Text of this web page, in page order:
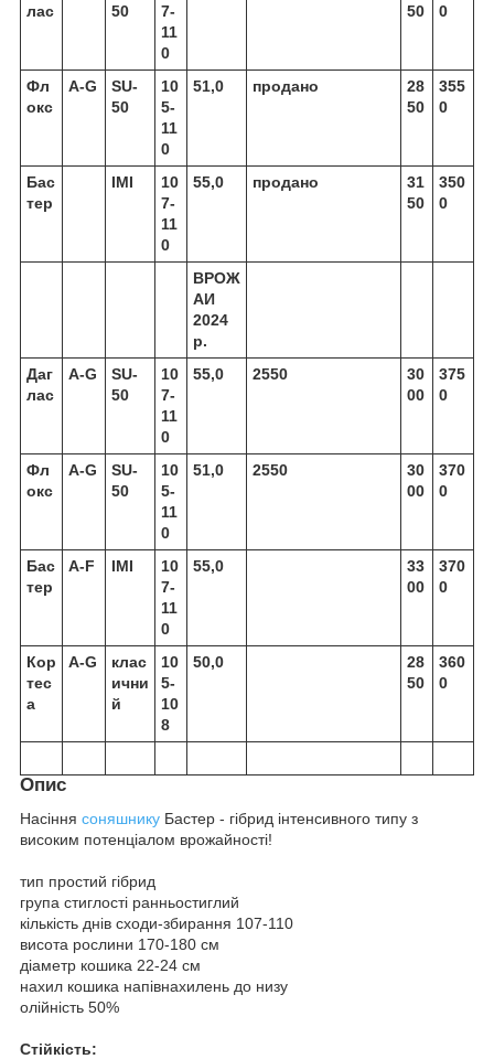
лас
50
7-
11
0
50
0
Фл
окс
A-G
SU-
50
10
5-
11
0
51,0 продано
28
50
355
0
Бас
тер
IMI
10
7-
11
0
55,0 продано
31
50
350
0
ВРОЖ
АИ
2024
р.
Даг
лас
A-G
SU-
50
10
7-
11
0
55,0 2550
30
00
375
0
Фл
окс
A-G
SU-
50
10
5-
11
0
51,0 2550
30
00
370
0
Бас
тер
A-F IMI
10
7-
11
0
55,0
33
00
370
0
Кор
тес
а
A-G
клас
ични
й
10
5-
10
8
50,0
28
50
360
0
Опис
Насіння соняшнику Бастер - гібрид інтенсивного типу з
високим потенціалом врожайності!
тип простий гібрид
група стиглості ранньостиглий
кількість днів сходи-збирання 107-110
висота рослини 170-180 см
діаметр кошика 22-24 см
нахил кошика напівнахилень до низу
олійність 50%
Стійкість: